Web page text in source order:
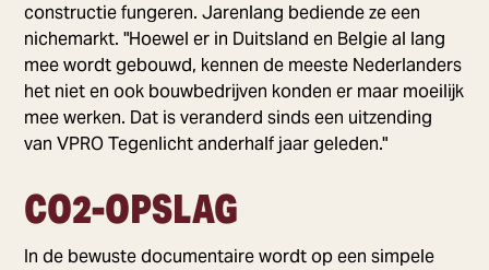
constructie fungeren. Jarenlang bediende ze een
nichemarkt. "Hoewel er in Duitsland en Belgie al lang
mee wordt gebouwd, kennen de meeste Nederlanders
het niet en ook bouwbedrijven konden er maar moeilijk
mee werken. Dat is veranderd sinds een uitzending
van VPRO Tegenlicht anderhalf jaar geleden."
CO2-OPSLAG
In de bewuste documentaire wordt op een simpele